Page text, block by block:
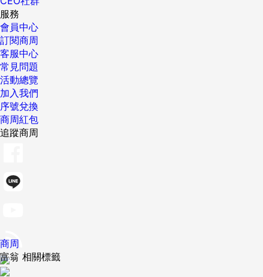
服務
會員中心
訂閱商周
客服中心
常見問題
活動總覽
加入我們
序號兌換
商周紅包
追蹤商周
商周
富翁 相關標籤